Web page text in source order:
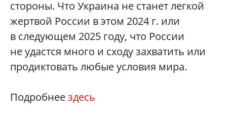
стороны. Что Украина не станет легкой
жертвой России в этом 2024 г. или
в следующем 2025 году, что России
не удастся много и сходу захватить или
продиктовать любые условия мира.
Подробнеездесь